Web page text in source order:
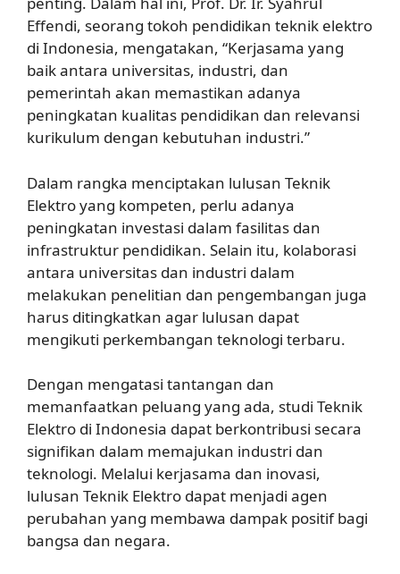
Effendi, seorang tokoh pendidikan teknik elektro
di Indonesia, mengatakan, “Kerjasama yang
baik antara universitas, industri, dan
pemerintah akan memastikan adanya
peningkatan kualitas pendidikan dan relevansi
kurikulum dengan kebutuhan industri.”
Dalam rangka menciptakan lulusan Teknik
Elektro yang kompeten, perlu adanya
peningkatan investasi dalam fasilitas dan
infrastruktur pendidikan. Selain itu, kolaborasi
antara universitas dan industri dalam
melakukan penelitian dan pengembangan juga
harus ditingkatkan agar lulusan dapat
mengikuti perkembangan teknologi terbaru.
Dengan mengatasi tantangan dan
memanfaatkan peluang yang ada, studi Teknik
Elektro di Indonesia dapat berkontribusi secara
signifikan dalam memajukan industri dan
teknologi. Melalui kerjasama dan inovasi,
lulusan Teknik Elektro dapat menjadi agen
perubahan yang membawa dampak positif bagi
bangsa dan negara.